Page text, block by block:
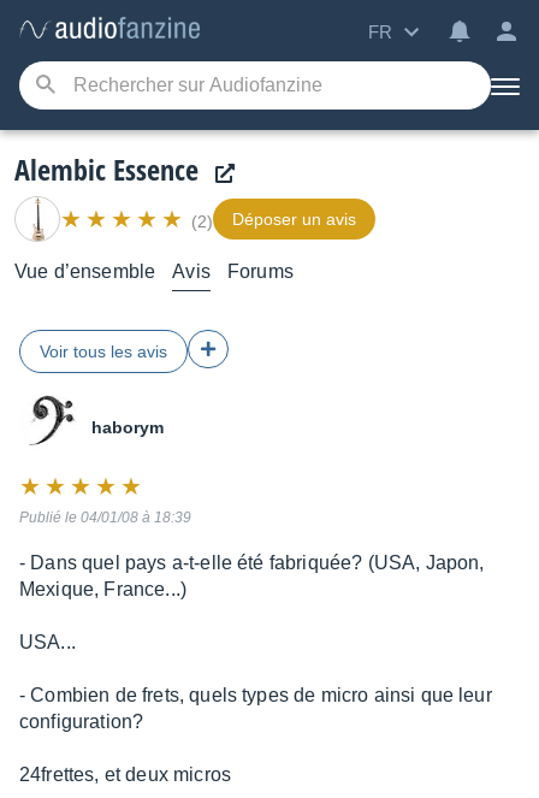
FR
Alembic Essence
(2) Déposer un avis
Vue d’ensemble Avis Forums
Voir tous les avis
haborym
10
10
Publié le 04/01/08 à 18:39
- Dans quel pays a-t-elle été fabriquée? (USA, Japon,
Mexique, France...)
USA...
- Combien de frets, quels types de micro ainsi que leur
configuration?
24frettes, et deux micros